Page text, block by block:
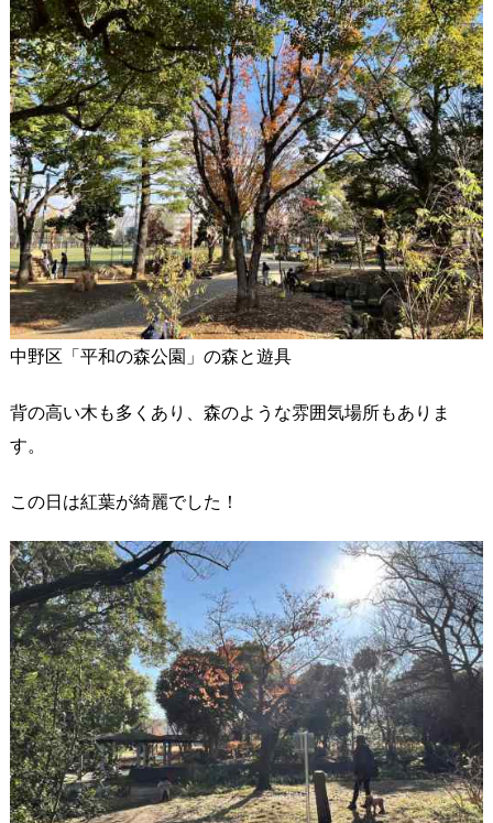
中野区「平和の森公園」の森と遊具
背の高い木も多くあり、森のような雰囲気場所もありま
す。
この日は紅葉が綺麗でした！